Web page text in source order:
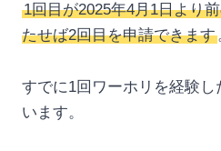
1回目が2025年4月1日より
たせば2回目を申請できます
すでに1回ワーホリを経験
います。